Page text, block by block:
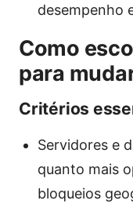
desempenho
Como
para
Critérios
Servidores e
quanto mais
bloqueios